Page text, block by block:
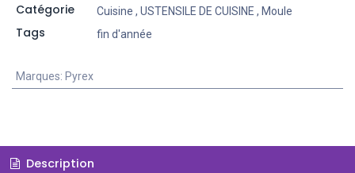
Catégorie Cuisine , USTENSILE DE CUISINE , Moule
Tags fin d'année
Marques: Pyrex
Description